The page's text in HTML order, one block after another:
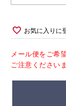
お気に入りに
メール便をご希
ご注意ください